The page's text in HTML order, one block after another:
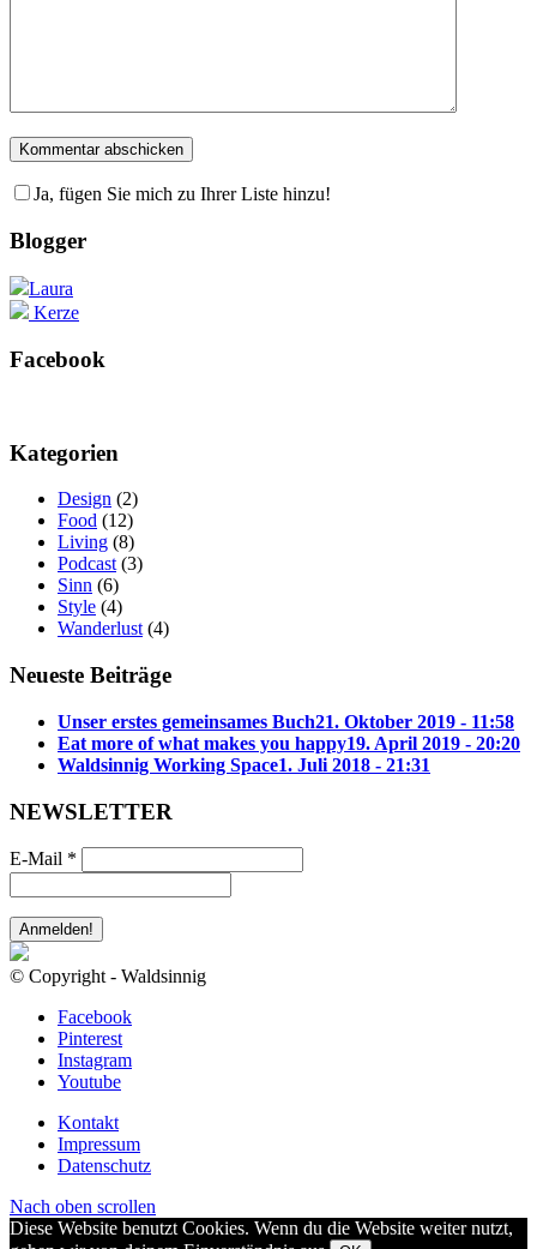
Ja, fügen Sie mich zu Ihrer Liste hinzu!
Blogger
Laura
Kerze
Facebook
Kategorien
Design (2)
Food (12)
Living (8)
Podcast (3)
Sinn (6)
Style (4)
Wanderlust (4)
Neueste Beiträge
Unser erstes gemeinsames Buch21. Oktober 2019 - 11:58
Eat more of what makes you happy19. April 2019 - 20:20
Waldsinnig Working Space1. Juli 2018 - 21:31
NEWSLETTER
E-Mail *
© Copyright - Waldsinnig
Facebook
Pinterest
Instagram
Youtube
Kontakt
Impressum
Datenschutz
Nach oben scrollen
Diese Website benutzt Cookies. Wenn du die Website weiter nutzt,